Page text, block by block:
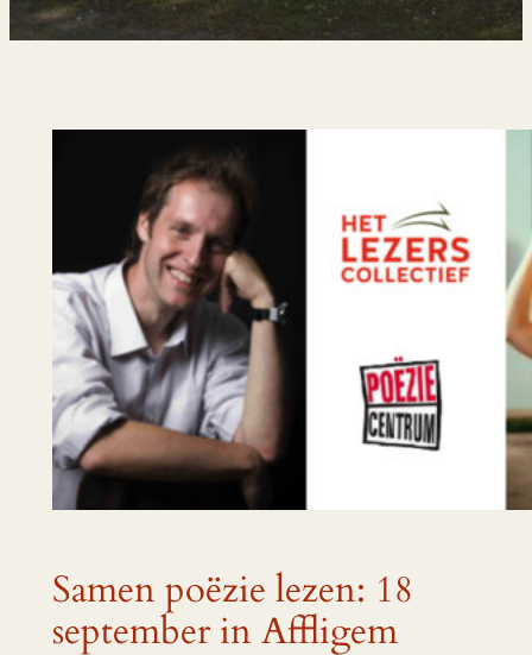
Samen poëzie lezen: 18
september in Affligem